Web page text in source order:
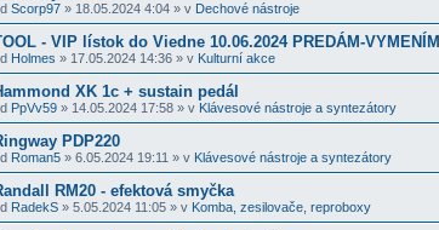
Scorp97 » 18.05.2024 4:04 » v Dechové nástroje
- VIP lístok do Viedne 10.06.2024 PREDÁM-VYMENÍM
Holmes » 17.05.2024 14:36 » v Kulturní akce
XK 1c + sustain pedál
PpVv59 » 14.05.2024 17:58 » v Klávesové nástroje a syntezátory
PDP220
Roman5 » 6.05.2024 19:11 » v Klávesové nástroje a syntezátory
RM20 - efektová smyčka
RadekS » 5.05.2024 11:05 » v Komba, zesilovače, reproboxy